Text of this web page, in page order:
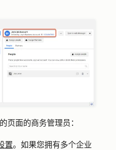
页面的商务管理员：
置。如果您拥有多个企业